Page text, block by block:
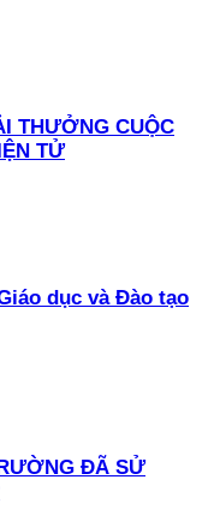
THƯỞNG CUỘC
TỬ
dục và Đào tạo
ĐÃ SỬ